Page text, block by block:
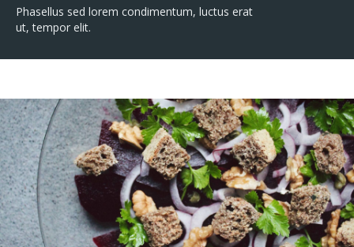
Phasellus sed lorem condimentum, luctus erat
ut, tempor elit.